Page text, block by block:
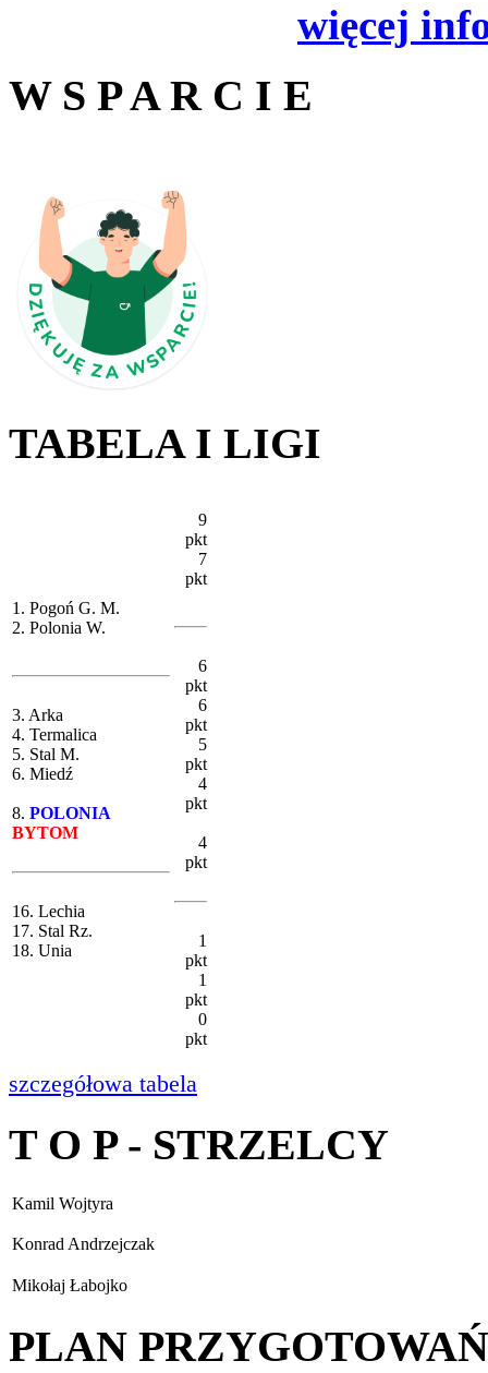
więcej
W S P A R C I E
TABELA I LIGI
1. Pogoń G. M.
2. Polonia W.
3. Arka
4. Termalica
5. Stal M.
6. Miedź
8. POLONIA
BYTOM
16. Lechia
17. Stal Rz.
18. Unia
9
pkt
7
pkt
6
pkt
6
pkt
5
pkt
4
pkt
4
pkt
1
pkt
1
pkt
0
pkt
szczegółowa tabela
T O P - STRZELCY
Kamil Wojtyra
Konrad Andrzejczak
Mikołaj Łabojko
PLAN PRZYGOTOWAŃ